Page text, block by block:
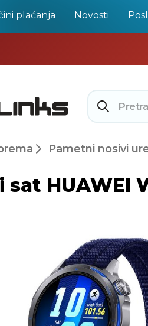
plaćanja Novosti
Pametni nosivi
sat HUAWEI